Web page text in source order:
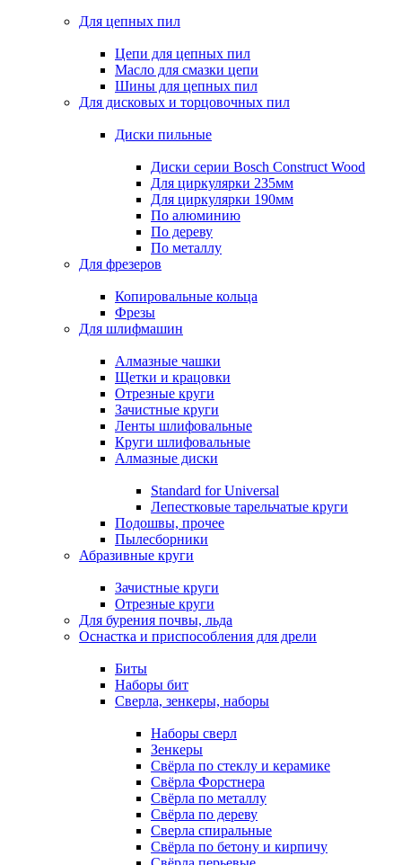
Для цепных пил
Цепи для цепных пил
Масло для смазки цепи
Шины для цепных пил
Для дисковых и торцовочных пил
Диски пильные
Диски серии Bosch Construct Wood
Для циркулярки 235мм
Для циркулярки 190мм
По алюминию
По дереву
По металлу
Для фрезеров
Копировальные кольца
Фрезы
Для шлифмашин
Алмазные чашки
Щетки и крацовки
Отрезные круги
Зачистные круги
Ленты шлифовальные
Круги шлифовальные
Алмазные диски
Standard for Universal
Лепестковые тарельчатые круги
Подошвы, прочее
Пылесборники
Абразивные круги
Зачистные круги
Отрезные круги
Для бурения почвы, льда
Оснастка и приспособления для дрели
Биты
Наборы бит
Сверла, зенкеры, наборы
Наборы сверл
Зенкеры
Свёрла по стеклу и керамике
Свёрла Форстнера
Свёрла по металлу
Свёрла по дереву
Сверла спиральные
Свёрла по бетону и кирпичу